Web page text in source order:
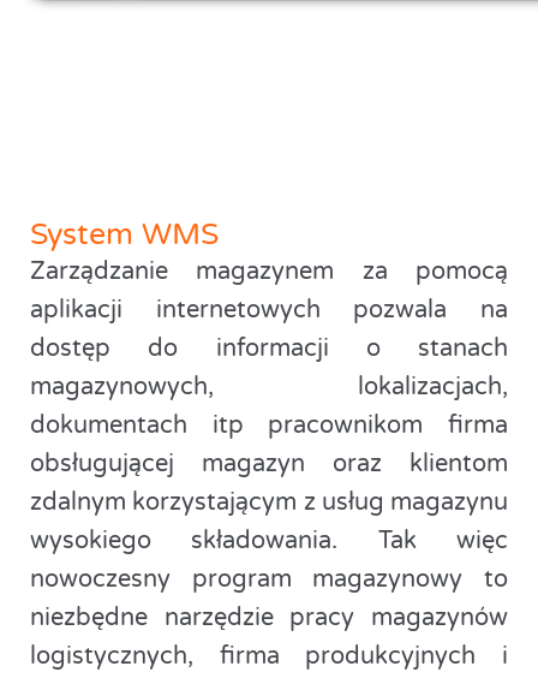
System WMS
Zarządzanie magazynem za pomocą
aplikacji internetowych pozwala na
dostęp do informacji o stanach
magazynowych, lokalizacjach,
dokumentach itp pracownikom firma
obsługującej magazyn oraz klientom
zdalnym korzystającym z usług magazynu
wysokiego składowania. Tak więc
nowoczesny program magazynowy to
niezbędne narzędzie pracy magazynów
logistycznych, firma produkcyjnych i